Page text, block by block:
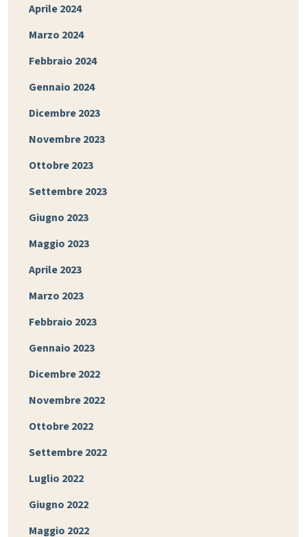
Aprile 2024
Marzo 2024
Febbraio 2024
Gennaio 2024
Dicembre 2023
Novembre 2023
Ottobre 2023
Settembre 2023
Giugno 2023
Maggio 2023
Aprile 2023
Marzo 2023
Febbraio 2023
Gennaio 2023
Dicembre 2022
Novembre 2022
Ottobre 2022
Settembre 2022
Luglio 2022
Giugno 2022
Maggio 2022